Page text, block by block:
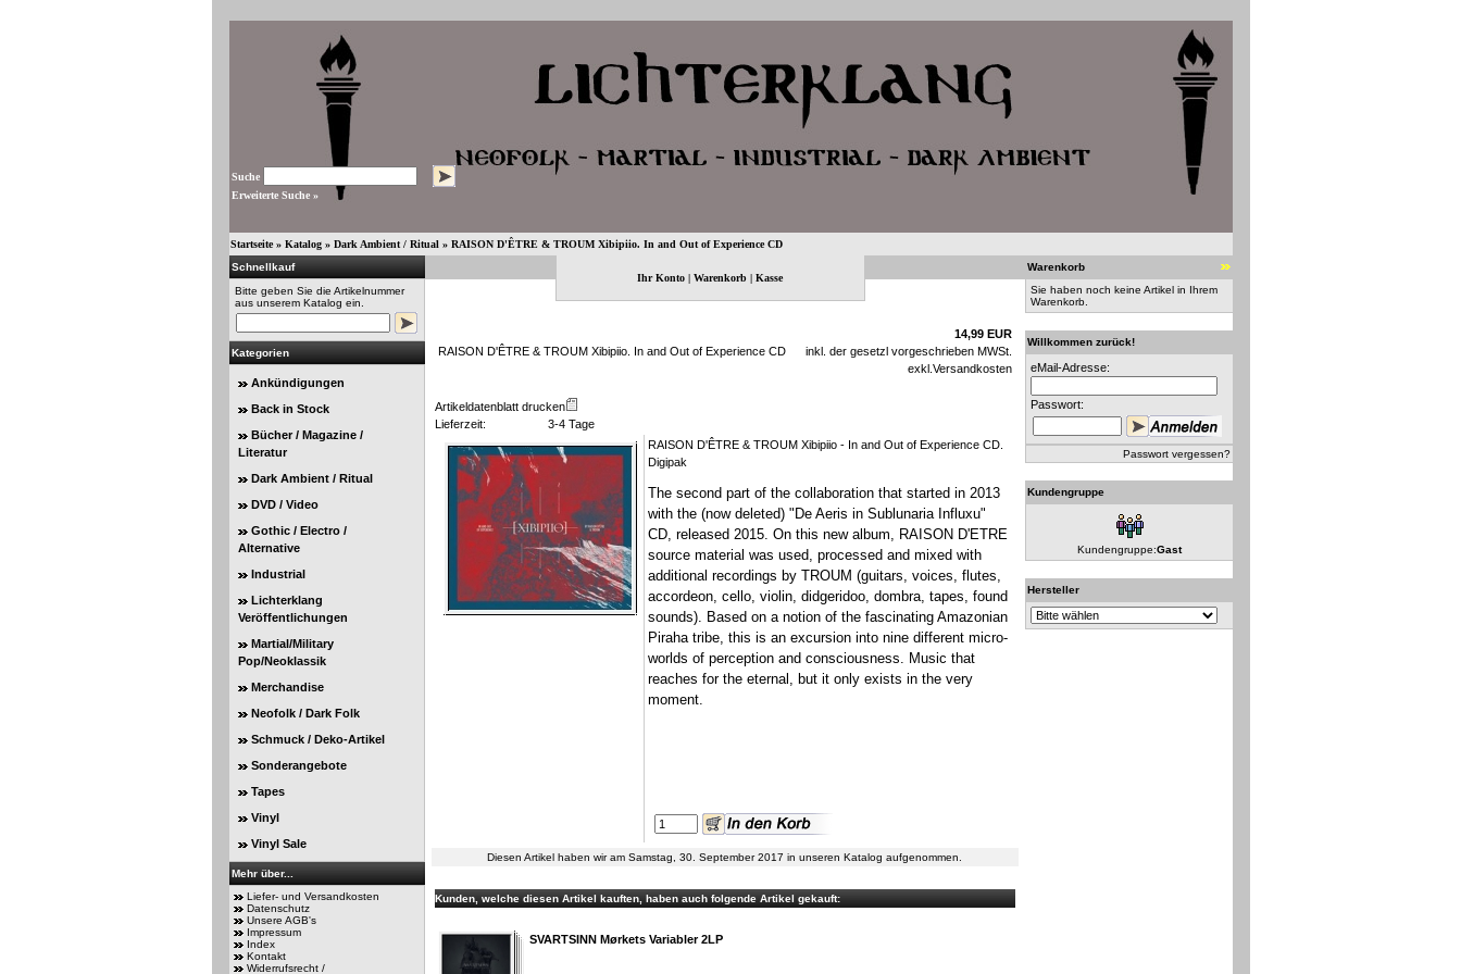
Suche
Erweiterte Suche »
Startseite» Katalog» Dark Ambient / Ritual» RAISON D'ÊTRE & TROUM Xibipiio. In and Out of Experience CD
Schnellkauf
Bitte geben Sie die Artikelnummer
aus unserem Katalog ein.
Kategorien
Ankündigungen
Back in Stock
Bücher / Magazine /
Literatur
Dark Ambient / Ritual
DVD / Video
Gothic / Electro /
Alternative
Industrial
Lichterklang
Veröffentlichungen
Martial/Military
Pop/Neoklassik
Merchandise
Neofolk / Dark Folk
Schmuck / Deko-Artikel
Sonderangebote
Tapes
Vinyl
Vinyl Sale
Mehr über...
Liefer- und Versandkosten
Datenschutz
Unsere AGB's
Impressum
Index
Kontakt
Widerrufsrecht /
Ihr Konto | Warenkorb | Kasse
RAISON D'ÊTRE & TROUM Xibipiio. In and Out of Experience CD
14,99 EUR
inkl. der gesetzl vorgeschrieben MWSt.
exkl. Versandkosten
Artikeldatenblatt drucken
Lieferzeit:
3-4 Tage
RAISON D'ÊTRE & TROUM Xibipiio - In and Out of Experience CD.
Digipak
The second part of the collaboration that started in 2013
with the (now deleted) "De Aeris in Sublunaria Influxu"
CD, released 2015. On this new album, RAISON D'ETRE
source material was used, processed and mixed with
additional recordings by TROUM (guitars, voices, flutes,
accordeon, cello, violin, didgeridoo, dombra, tapes, found
sounds). Based on a notion of the fascinating Amazonian
Piraha tribe, this is an excursion into nine different micro-
worlds of perception and consciousness. Music that
reaches for the eternal, but it only exists in the very
moment.
Diesen Artikel haben wir am Samstag, 30. September 2017 in unseren Katalog aufgenommen.
Kunden, welche diesen Artikel kauften, haben auch folgende Artikel gekauft:
SVARTSINN Mørkets Variabler 2LP
Warenkorb
Sie haben noch keine Artikel in Ihrem
Warenkorb.
Willkommen zurück!
eMail-Adresse:
Passwort:
Passwort vergessen?
Kundengruppe
Kundengruppe:Gast
Hersteller